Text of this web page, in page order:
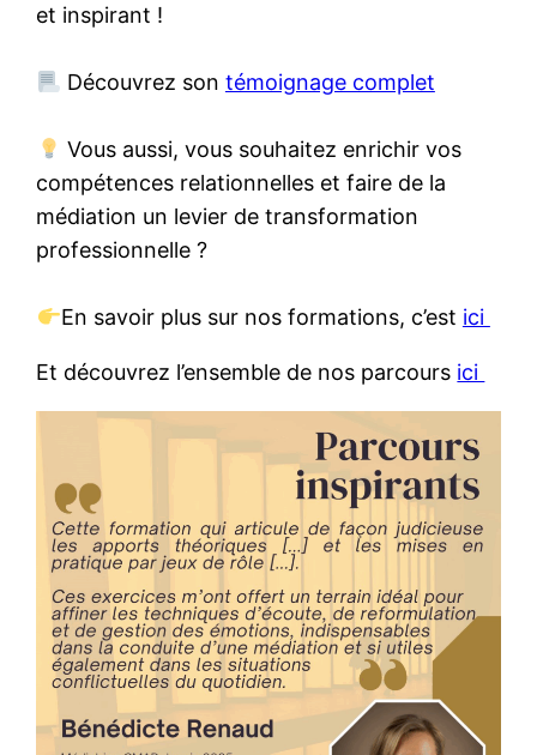
et inspirant !
Découvrez son témoignage complet
Vous aussi, vous souhaitez enrichir vos
compétences relationnelles et faire de la
médiation un levier de transformation
professionnelle ?
En savoir plus sur nos formations, c’est ici
Et découvrez l’ensemble de nos parcours ici